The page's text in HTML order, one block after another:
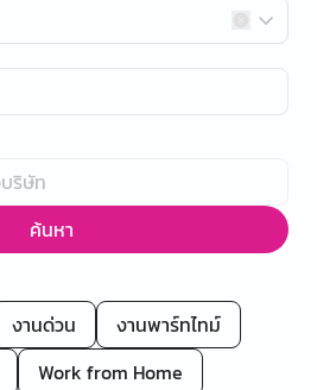
ค้นหา
งานด่วน
งานพาร์ทไทม์
Work from Home